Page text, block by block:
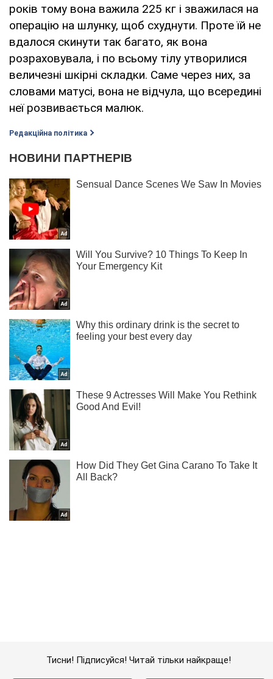
років тому вона важила 225 кг і зважилася на
операцію на шлунку, щоб схуднути. Проте їй не
вдалося скинути так багато, як вона
розраховувала, і по всьому тілу утворилися
величезні шкірні складки. Саме через них, за
словами матусі, вона не відчула, що всередині
неї розвивається малюк.
Редакційна політика